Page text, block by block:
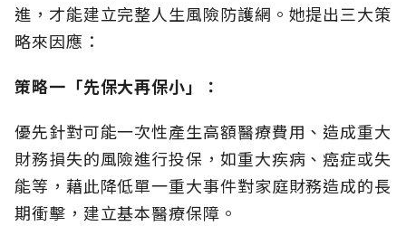
進，才能建立完整人生風險防護網。她提出三大策
略來因應：
策略一「先保大再保小」：
優先針對可能一次性產生高額醫療費用、造成重大
財務損失的風險進行投保，如重大疾病、癌症或失
能等，藉此降低單一重大事件對家庭財務造成的長
期衝擊，建立基本醫療保障。